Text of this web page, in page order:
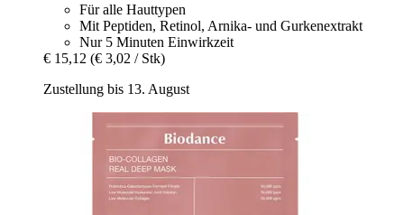
Für alle Hauttypen
Mit Peptiden, Retinol, Arnika- und Gurkenextrakt
Nur 5 Minuten Einwirkzeit
€ 15,12 (€ 3,02 / Stk)
Zustellung bis 13. August